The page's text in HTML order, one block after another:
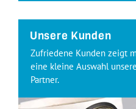
Unsere Kunden
Zufriedene Kunden zeigt
eine kleine Auswahl
Partner.